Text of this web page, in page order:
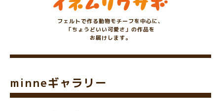
フェルトで作る動物モチーフを中心に、
「ちょうどいい可愛さ」の作品を
お届けします。
minneギャラリー